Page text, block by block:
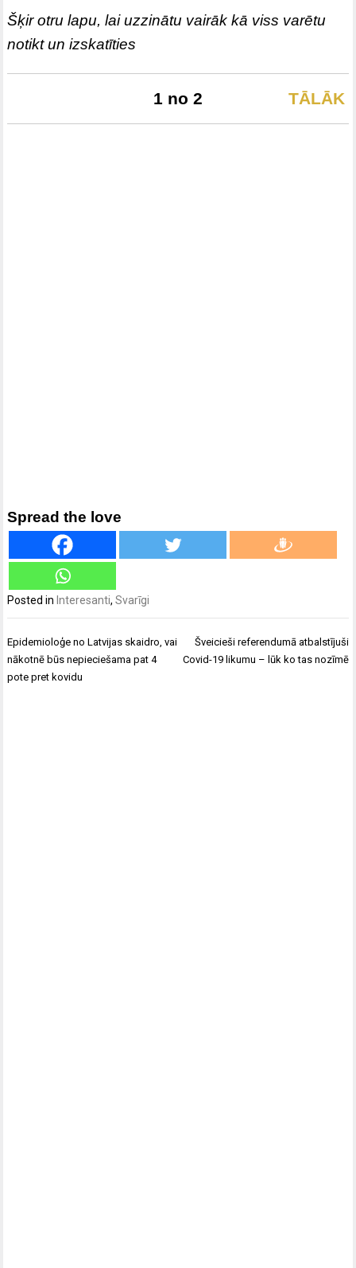
Šķir otru lapu, lai uzzinātu vairāk kā viss varētu
notikt un izskatīties
TĀLĀK
1 no 2
Spread the love
Posted in Interesanti,Svarīgi
Ziņu
izvēlne
Epidemioloģe no Latvijas skaidro, vai
nākotnē būs nepieciešama pat 4
pote pret kovidu
Šveicieši referendumā atbalstījuši
Covid-19 likumu – lūk ko tas nozīmē